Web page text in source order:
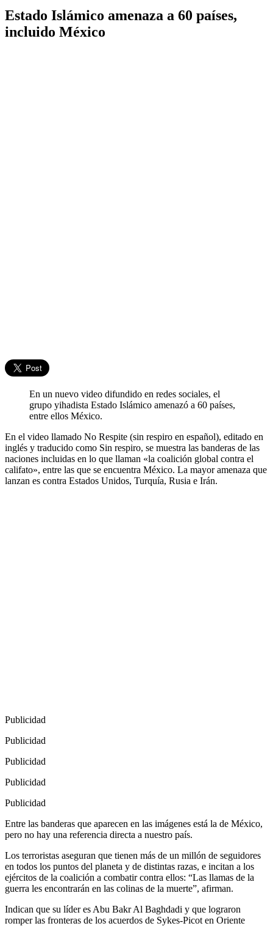
Estado Islámico amenaza a 60 países,
incluido México
En un nuevo video difundido en redes sociales, el
grupo yihadista Estado Islámico amenazó a 60 países,
entre ellos México.
En el video llamado No Respite (sin respiro en español), editado en
inglés y traducido como Sin respiro, se muestra las banderas de las
naciones incluidas en lo que llaman «la coalición global contra el
califato», entre las que se encuentra México. La mayor amenaza que
lanzan es contra Estados Unidos, Turquía, Rusia e Irán.
Publicidad
Publicidad
Publicidad
Publicidad
Publicidad
Entre las banderas que aparecen en las imágenes está la de México,
pero no hay una referencia directa a nuestro país.
Los terroristas aseguran que tienen más de un millón de seguidores
en todos los puntos del planeta y de distintas razas, e incitan a los
ejércitos de la coalición a combatir contra ellos: “Las llamas de la
guerra les encontrarán en las colinas de la muerte”, afirman.
Indican que su líder es Abu Bakr Al Baghdadi y que lograron
romper las fronteras de los acuerdos de Sykes-Picot en Oriente